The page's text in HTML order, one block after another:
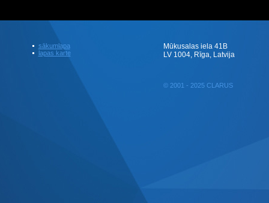
sākumlapa
lapas karte
Mūkusalas iela 41B
LV 1004, Rīga, Latvija
© 2001 - 2025 CLARUS